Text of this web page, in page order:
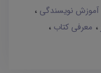
آموزش نویسندگی
معرفی کتاب